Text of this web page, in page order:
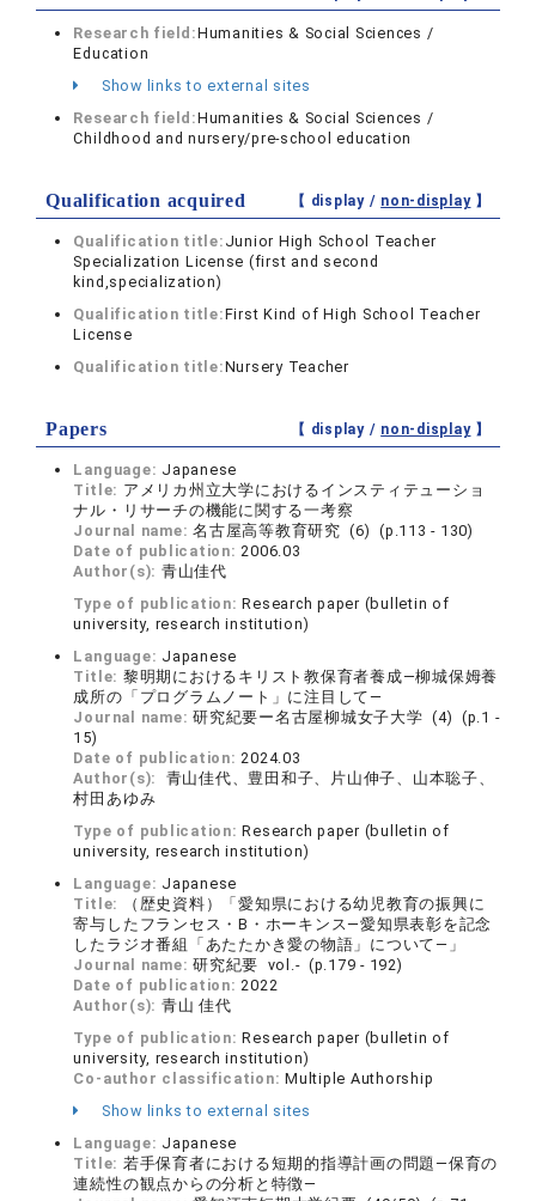
Research field:Humanities & Social Sciences /
Education
Show links to external sites
Research field:Humanities & Social Sciences /
Childhood and nursery/pre-school education
Qualification acquired 【 display / non-display】
Qualification title: Junior High School Teacher
Specialization License (first and second
kind,specialization)
Qualification title:First Kind of High School Teacher
License
Qualification title:Nursery Teacher
Papers 【 display / non-display】
Language: Japanese
Title: アメリカ州立大学におけるインスティテューショ
ナル・リサーチの機能に関する一考察
Journal name:名古屋高等教育研究 (6) (p.113 - 130)
Date of publication: 2006.03
Author(s): 青山佳代
Type of publication:Research paper (bulletin of
university, research institution)
Language: Japanese
Title: 黎明期におけるキリスト教保育者養成―柳城保姆養
成所の「プログラムノート」に注目して―
Journal name:研究紀要ー名古屋柳城女子大学 (4) (p.1 -
15)
Date of publication: 2024.03
Author(s):
青山佳代、豊田和子、片山伸子、山本聡子、
村田あゆみ
Type of publication:Research paper (bulletin of
university, research institution)
Language: Japanese
Title:
（歴史資料）「愛知県における幼児教育の振興に
寄与したフランセス・B・ホーキンス―愛知県表彰を記念
したラジオ番組「あたたかき愛の物語」について―」
Journal name:研究紀要 vol.- (p.179 - 192)
Date of publication: 2022
Author(s): 青山 佳代
Type of publication:Research paper (bulletin of
university, research institution)
Co-author classification:Multiple Authorship
Show links to external sites
Language: Japanese
Title: 若手保育者における短期的指導計画の問題―保育の
連続性の観点からの分析と特徴―